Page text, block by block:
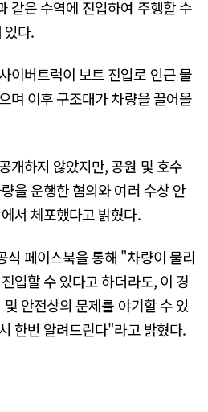
같은 수역에 진입하여 주행할 수
있다.
이버트럭이 보트 진입로 인근 물
며 이후 구조대가 차량을 끌어올
개하지 않았지만, 공원 및 호수
을 운행한 혐의와 여러 수상 안
서 체포했다고 밝혔다.
식 페이스북을 통해 "차량이 물리
입할 수 있다고 하더라도, 이 경
안전상의 문제를 야기할 수 있
한번 알려드린다"라고 밝혔다.